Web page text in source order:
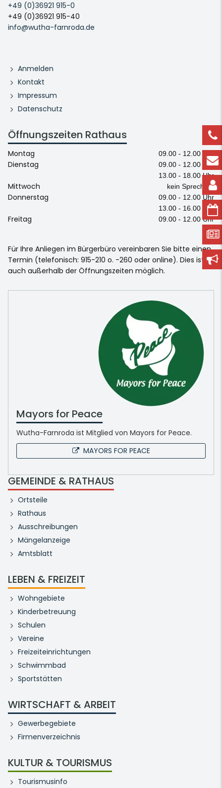
+49 (0)36921 915-0
+49 (0)36921 915-40
info@wutha-farnroda.de
Anmelden
Kontakt
Impressum
Datenschutz
Öffnungszeiten Rathaus
Montag 09.00 - 12.00 Uhr
Dienstag
09.00 - 12.00 Uhr
13.00 - 18.00 Uhr
Mittwoch kein Sprechtag
Donnerstag
09.00 - 12.00 Uhr
13.00 - 16.00 Uhr
Freitag 09.00 - 12.00 Uhr
Für Ihre Anliegen im Bürgerbüro vereinbaren Sie bitte einen
Termin (telefonisch: 915-210 o. -260 oder online). Dies ist
auch außerhalb der Öffnungszeiten möglich.
Mayors for Peace
Wutha-Farnroda ist Mitglied von Mayors for Peace.
MAYORS FOR PEACE
GEMEINDE & RATHAUS
Ortsteile
Rathaus
Ausschreibungen
Mängelanzeige
Amtsblatt
LEBEN & FREIZEIT
Wohngebiete
Kinderbetreuung
Schulen
Vereine
Freizeiteinrichtungen
Schwimmbad
Sportstätten
WIRTSCHAFT & ARBEIT
Gewerbegebiete
Firmenverzeichnis
KULTUR & TOURISMUS
Tourismusinfo